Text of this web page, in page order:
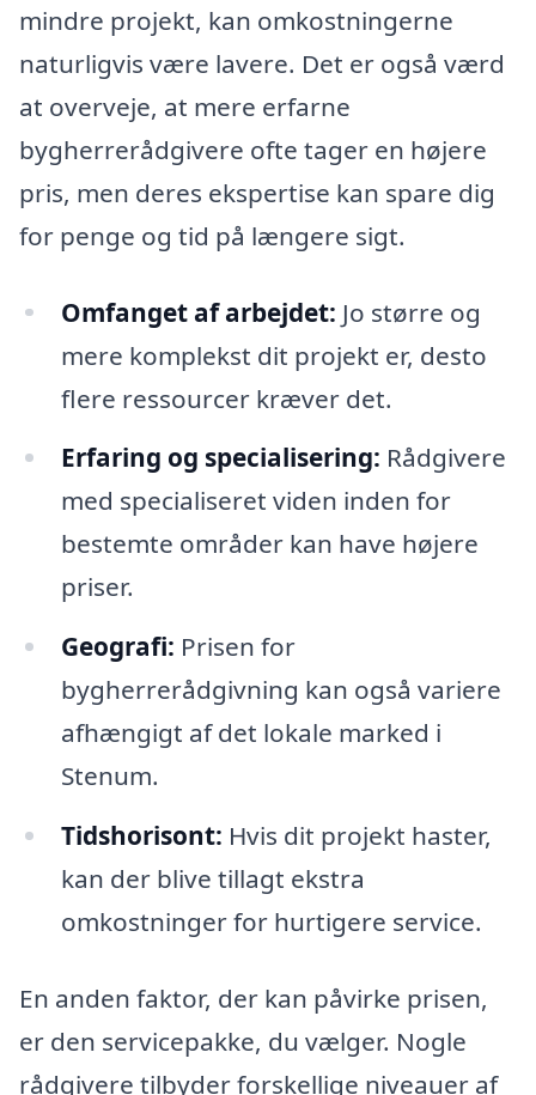
mindre projekt, kan omkostningerne
naturligvis være lavere. Det er også værd
at overveje, at mere erfarne
bygherrerådgivere ofte tager en højere
pris, men deres ekspertise kan spare dig
for penge og tid på længere sigt.
Omfanget af arbejdet: Jo større og
mere komplekst dit projekt er, desto
flere ressourcer kræver det.
Erfaring og specialisering: Rådgivere
med specialiseret viden inden for
bestemte områder kan have højere
priser.
Geografi: Prisen for
bygherrerådgivning kan også variere
afhængigt af det lokale marked i
Stenum.
Tidshorisont: Hvis dit projekt haster,
kan der blive tillagt ekstra
omkostninger for hurtigere service.
En anden faktor, der kan påvirke prisen,
er den servicepakke, du vælger. Nogle
rådgivere tilbyder forskellige niveauer af